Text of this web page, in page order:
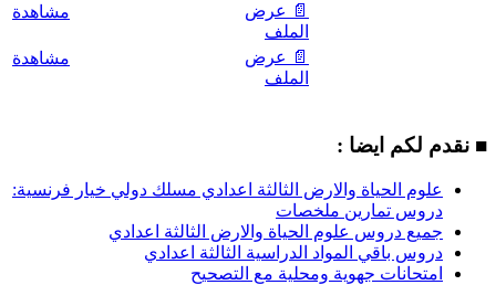
📄 عرض
الملف
مشاهدة
📄 عرض
الملف
مشاهدة
■ نقدم لكم ايضا :
علوم الحياة والارض الثالثة اعدادي مسلك دولي خيار فرنسية:
دروس تمارين ملخصات
جميع دروس علوم الحياة والارض الثالثة اعدادي
دروس باقي المواد الدراسية الثالثة اعدادي
امتحانات جهوية ومحلية مع التصحيح